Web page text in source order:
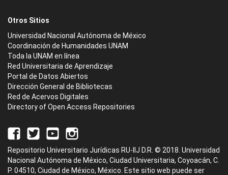
Otros Sitios
Universidad Nacional Autónoma de México
Coordinación de Humanidades UNAM
Toda la UNAM en línea
Red Universitaria de Aprendizaje
Portal de Datos Abiertos
Dirección General de Bibliotecas
Red de Acervos Digitales
Directory of Open Access Repositories
Repositorio Universitario Jurídicas RU-IIJ D.R. © 2018. Universidad
Nacional Autónoma de México, Ciudad Universitaria, Coyoacán, C.
P. 04510, Ciudad de México, México. Este sitio web puede ser